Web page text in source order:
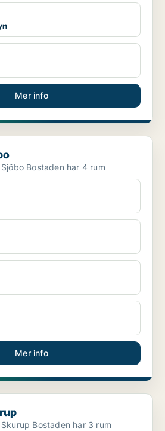
Mer info
Lägenhet att hyra i Sjöbo Bostaden har 4 rum
Mer info
Lägenhet att hyra i Skurup Bostaden har 3 rum